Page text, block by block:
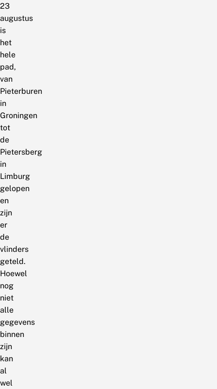
23
augustus
is
het
hele
pad,
van
Pieterburen
in
Groningen
tot
de
Pietersberg
in
Limburg
gelopen
en
zijn
er
de
vlinders
geteld.
Hoewel
nog
niet
alle
gegevens
binnen
zijn
kan
al
wel